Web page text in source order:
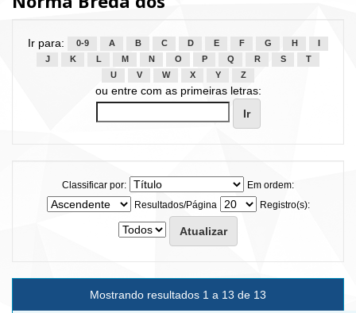
Ir para: 0-9 A B C D E F G H
J
K L M N O P Q R S
T
U
V W X Y Z
ou entre com as primeiras letras:
Classificar por:
Em ordem:
Resultados/Página
Registro(s):
Mostrando resultados 1 a 13 de 13